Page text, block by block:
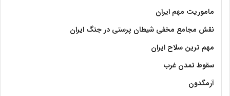
ماموریت مهم ایران
نقش مجامع مخفی شیطان پرستی در جنگ ایران
مهم ترین سلاح ایران
سقوط تمدن غرب
آرمگدون